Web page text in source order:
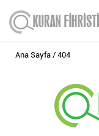
Ana Sayfa 404